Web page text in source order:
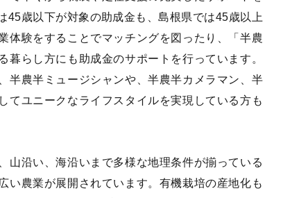
45歳以下が対象の助成金も、島根県では45歳以上
体験をすることでマッチングを図ったり、「半農
暮らし方にも助成金のサポートを行っています。
半農半ミュージシャンや、半農半カメラマン、半
てユニークなライフスタイルを実現している方も
山沿い、海沿いまで多様な地理条件が揃っている
い農業が展開されています。有機栽培の産地化も